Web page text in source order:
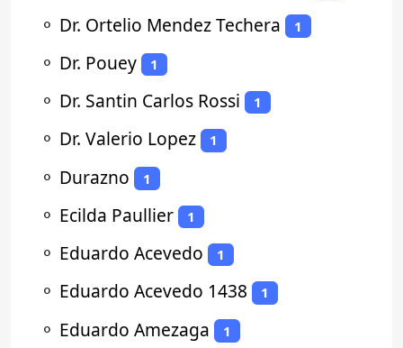
⚬ Dr. Ortelio Mendez Techera 1
⚬ Dr. Pouey 1
⚬ Dr. Santin Carlos Rossi 1
⚬ Dr. Valerio Lopez 1
⚬ Durazno 1
⚬ Ecilda Paullier 1
⚬ Eduardo Acevedo 1
⚬ Eduardo Acevedo 1438 1
⚬ Eduardo Amezaga 1